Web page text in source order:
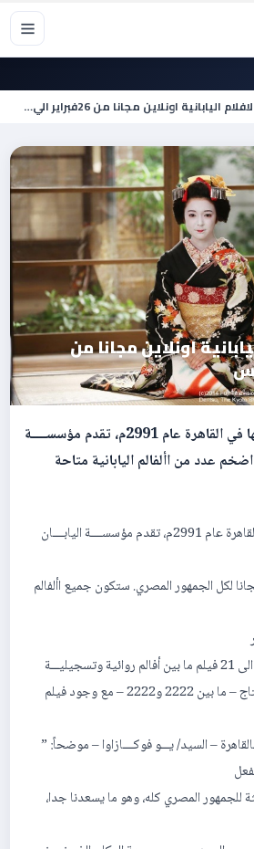
اليابانية اونلاين مجانا من 26فبراير الي…
اونلاين مجانا من
ألول مرة منذ افتتاحها في القاهرة عام 2991م، تقدم مؤسســــة
اضخم عدد من األفالم اليابانية متاحة
ألول مرة منذ افتتاحها في القاهرة عام 2991م، تقدم مؤسســــة اليابــــان
لكل الجمهور المصري. ستكون جميع األفالم
– مع وجود فيلم
– السيد/ يـــو فوكــــازاوا – موضحاً: ”
للجمهور المصري كله، وهو ما يسعدنا جدا،